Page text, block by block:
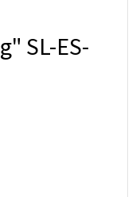
SL-ES-